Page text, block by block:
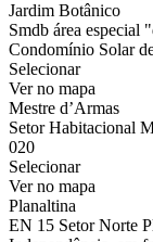
Jardim Botânico
Smdb área especial
Condomínio Solar
Selecionar
Ver no mapa
Mestre d’Armas
Setor Habitacional
020
Selecionar
Ver no mapa
Planaltina
EN 15 Setor Norte